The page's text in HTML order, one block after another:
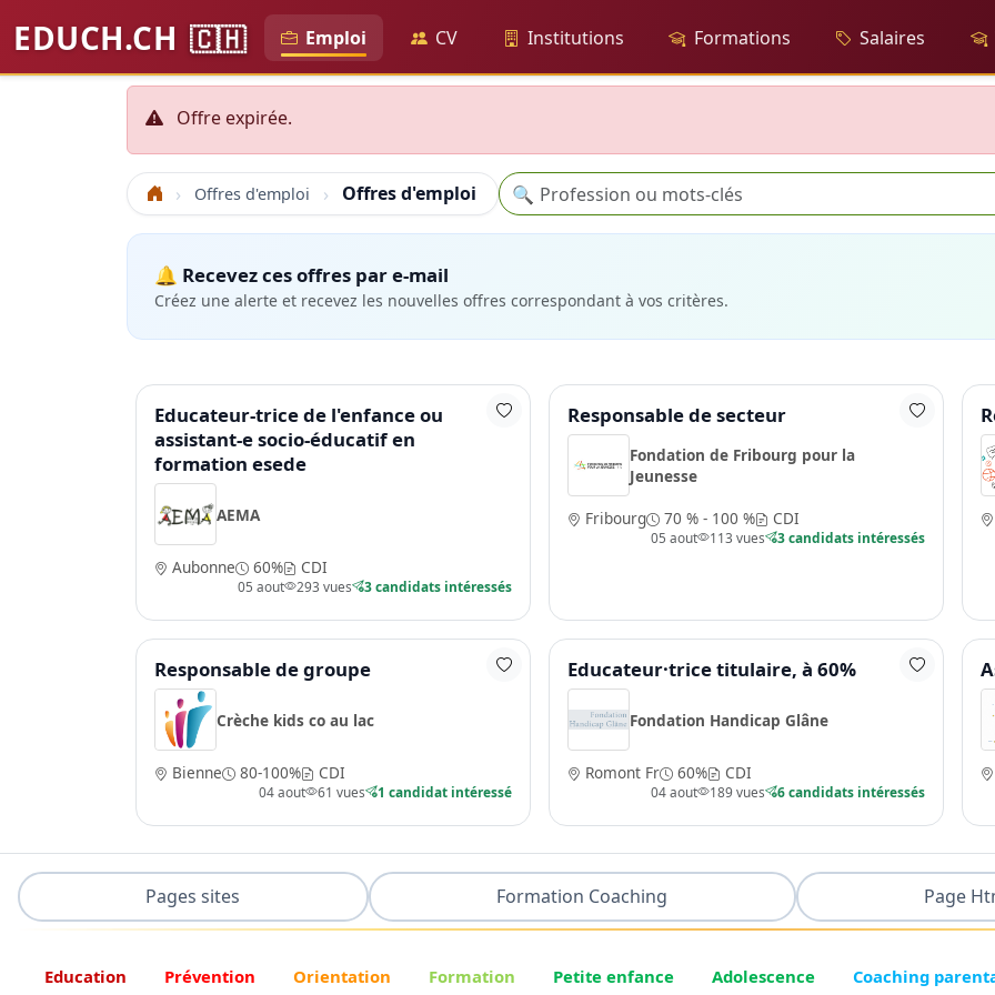
EDUCH.CH 🇨🇭 Emploi CV Institutions Formations Salaires
Offre expirée.
Accueil Offres d'emploi Offres d'emploi Recherche
🔍
🔔 Recevez ces offres par e-mail
Créez une alerte et recevez les nouvelles offres correspondant à vos critères.
Educateur-trice de l'enfance ou
assistant-e socio-éducatif en
formation esede
AEMA
Aubonne 60% CDI
05 aout 293 vues 3 candidats intéressés
Responsable de secteur
Fondation de Fribourg pour la
Jeunesse
Fribourg
70 % - 100 % CDI
05 aout 113 vues 3 candidats intéressés
Responsable de groupe
Crèche kids co au lac
Bienne 80-100% CDI
04 aout 61 vues 1 candidat intéressé
Educateur·trice titulaire, à 60%
Fondation Handicap Glâne
Romont Fr 60% CDI
04 aout 189 vues 6 candidats intéressés
Pages sites Formation Coaching Page
Education Prévention Orientation Formation Petite enfance Adolescence Coaching